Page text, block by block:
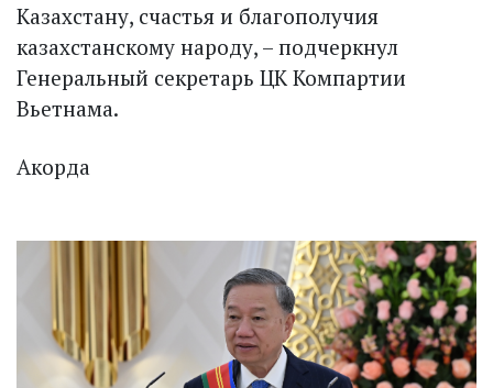
Казахстану, счастья и благополучия
казахстанскому народу, – подчеркнул
Генеральный секретарь ЦК Компартии
Вьетнама.
Акорда